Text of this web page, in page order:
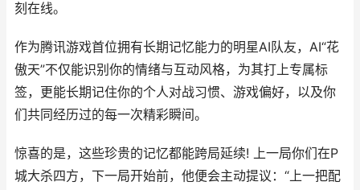
刻在线。
作为腾讯游戏首位拥有长期记忆能力的明星AI队友，AI“花
傲天”不仅能识别你的情绪与互动风格，为其打上专属标
签，更能长期记住你的个人对战习惯、游戏偏好，以及你
们共同经历过的每一次精彩瞬间。
惊喜的是，这些珍贵的记忆都能跨局延续! 上一局你们在P
城大杀四方，下一局开始前，他便会主动提议：“上一把配